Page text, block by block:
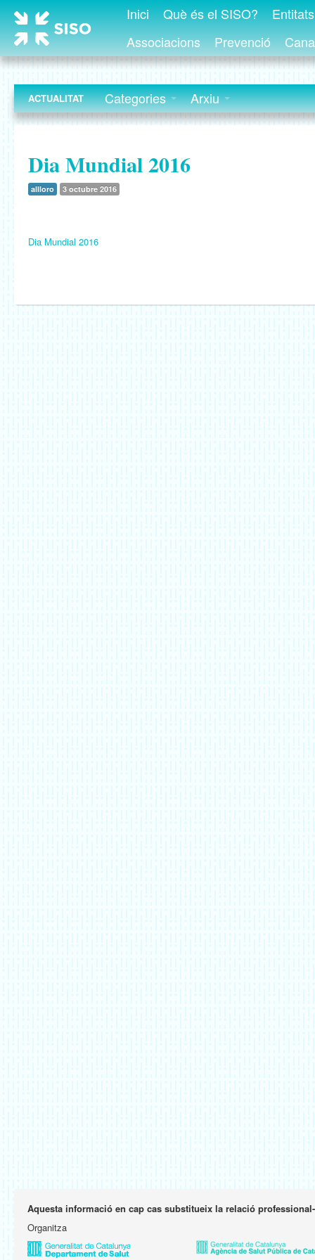
Inici Què és el SISO?
Associacions
Prevenció
ACTUALITAT Categories Arxiu
Dia Mundial 2016
allloro 3 octubre 2016
Dia Mundial 2016
Aquesta informació en cap cas substitueix la relació
Organitza